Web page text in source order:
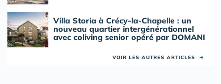
Villa Storia à Crécy-la-Chapelle : un
nouveau quartier intergénérationnel
avec coliving senior opéré par DOMANI
VOIR LES AUTRES ARTICLES ➜